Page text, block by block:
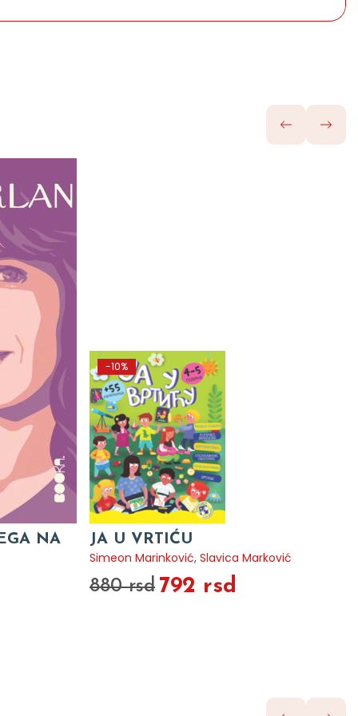
NA
-10%
JA U VRTIĆU
Simeon Marinković, Slavica Marković
880 rsd 792 rsd